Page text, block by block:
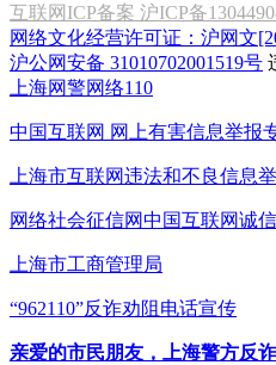
互联网ICP备案 沪ICP备
网络文化经营许可证：沪网文
沪公网安备 31010702001519号
上海网警网络110
中国互联网 网上有害信息举报
上海市互联网违法和不良信息
网络社会征信网中国互联网诚
上海市工商管理局
“962110”反诈劝阻电话宣传
亲爱的市民朋友，上海警方反